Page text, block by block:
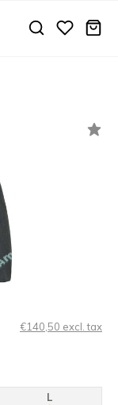
€140,50 excl. tax
L